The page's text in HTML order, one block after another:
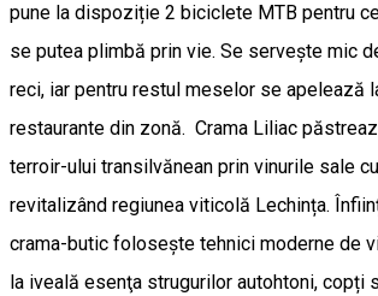
pune la dispoziție 2 biciclete MTB pentru
se putea plimbă prin vie. Se servește mic
reci, iar pentru restul meselor se apelează
restaurante din zonă. Crama Liliac
terroir-ului transilvănean prin vinurile sale
revitalizând regiunea viticolă Lechința.
crama-butic folosește tehnici moderne de
la iveală esenţa strugurilor autohtoni, copți